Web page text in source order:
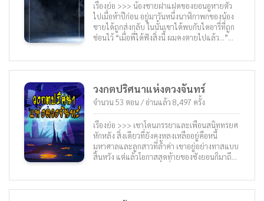
เรื่องย่อ >>> น้องชายฝาแฝดของยอนอูหายตัว
ไปเมื่อห้าปีก่อน อยู่มาวันหนึ่งนาฬิกาพกของน้อง
ชายได้ถูกส่งกลับ ในนั้นเขาได้พบกับไดอารี่ที่ถูก
ซ่อนไว้ “เมื่อพี่ได้ฟังสิ่งนี้ ผมคงตายไปแล้ว…”
สุริยะเทพ โลกที่มีมิติ และหลายจักรวาลทับซ้อน
กันอยู่ น้องชายเขาถูกทรยศหักหลังในขณะที่ปีน
ปีนหอคอยพร้อมกับไดอารี่ของน้องชาย “จากนี้ไป
ผมชื่อ จองอูชา”
วงกตปริศนาแห่งดวงจันทร์
จำนวน 53 ตอน / อ่านแล้ว 8,497 ครั้ง
เรื่องย่อ >>> เขาโดนภรรยาและเพื่อนสนิททรยศ
หักหลัง สิ่งเดียวที่ยังคงหลงเหลืออยู่คือหนี้
มหาศาลและลูกสาวที่ล้ำค่า เขาอยู่อย่างทาสแบบ
สิ้นหวัง แต่แล้วโอกาสสุดท้ายของซังยอนก็มาถึง
ปริศนาแห่งดวงจันทร์และคุกใต้ดินที่ยังไม่ถูกค้น
พบ